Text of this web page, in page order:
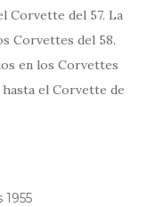
Corvette del 57. La
Corvettes del 58.
en los Corvettes
hasta el Corvette de